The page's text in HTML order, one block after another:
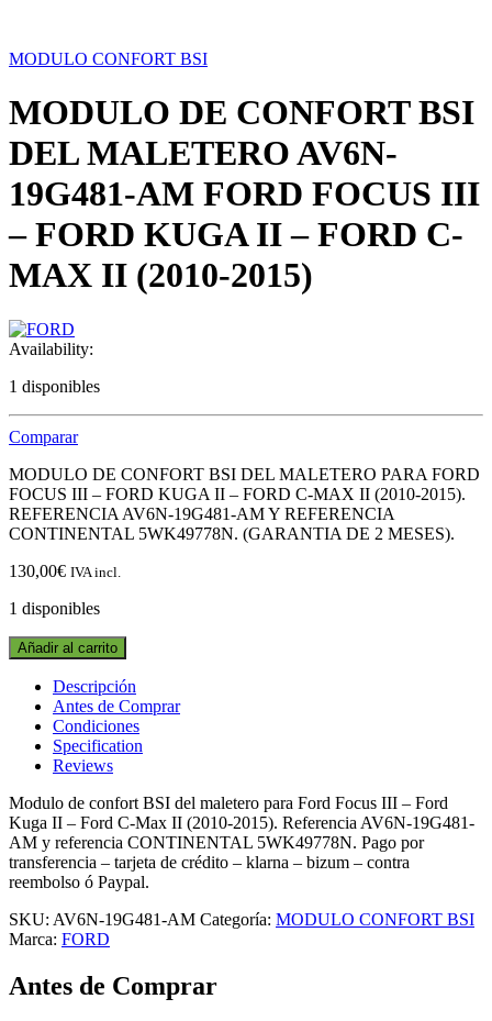
MODULO CONFORT BSI
MODULO DE CONFORT BSI
DEL MALETERO AV6N-
19G481-AM FORD FOCUS III
– FORD KUGA II – FORD C-
MAX II (2010-2015)
Availability:
1 disponibles
Comparar
MODULO DE CONFORT BSI DEL MALETERO PARA FORD
FOCUS III – FORD KUGA II – FORD C-MAX II (2010-2015).
REFERENCIA AV6N-19G481-AM Y REFERENCIA
CONTINENTAL 5WK49778N. (GARANTIA DE 2 MESES).
130,00€ IVA incl.
1 disponibles
MODULO
DE
CONFORT
DEL
MALETERO
AV6N-
AM
FORD
FOCUS
III
-
KUGA
II
FORD
C-
Añadir al carrito
Descripción
Antes de Comprar
Condiciones
Specification
Reviews
Modulo de confort BSI del maletero para Ford Focus III – Ford
Kuga II – Ford C-Max II (2010-2015). Referencia AV6N-19G481-
AM y referencia CONTINENTAL 5WK49778N. Pago por
transferencia – tarjeta de crédito – klarna – bizum – contra
reembolso ó Paypal.
SKU: AV6N-19G481-AM Categoría: MODULO CONFORT BSI
Marca: FORD
Antes de Comprar